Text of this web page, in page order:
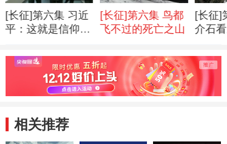
[长征]第六集 习近
平：这就是信仰的
[长征]第六集 鸟都
飞不过的死亡之山
[长征]
介石
择了
相关推荐